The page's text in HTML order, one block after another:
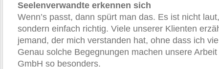
Seelenverwandte erkennen sich
Wenn’s passt, dann spürt man das. Es ist nicht
sondern einfach richtig. Viele unserer Klienten
jemand, der mich verstanden hat, ohne dass ich
Genau solche Begegnungen machen unsere
GmbH so besonders.